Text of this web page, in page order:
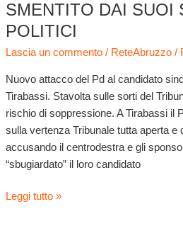
SMENTITO DAI SUOI
POLITICI
Lascia un commento / ReteAbruzzo/
Nuovo attacco del Pd al candidato
Tirabassi. Stavolta sulle sorti del
rischio di soppressione. A Tirabassi il
sulla vertenza Tribunale tutta aperta e
accusando il centrodestra e gli
“sbugiardato” il loro candidato
Leggi tutto »